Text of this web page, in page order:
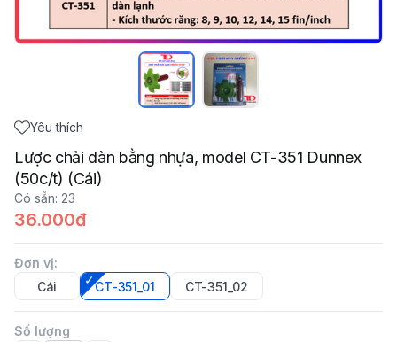
Yêu thích
Lược chải dàn bằng nhựa, model CT-351 Dunnex
(50c/t) (Cái)
Có sẵn: 23
36.000đ
Đơn vị:
Cái
CT-351_01 CT-351_02
Số lượng